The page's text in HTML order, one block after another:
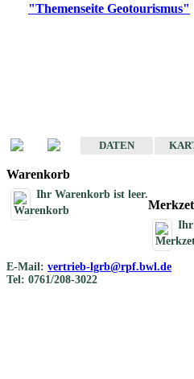
"Themenseite Geotourismus"
DATEN
Warenkorb
Ihr Warenkorb ist leer.
Ihr
E-Mail: vertrieb-lgrb@rpf.bwl.de
Tel: 0761/208-3022